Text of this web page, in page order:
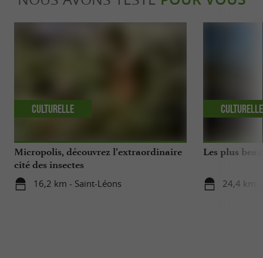
Micropolis, découvrez l’extraordinaire
cité des insectes
16,2 km - Saint-Léons
Culturelle
Les plus
24,4 km -
Culturelle